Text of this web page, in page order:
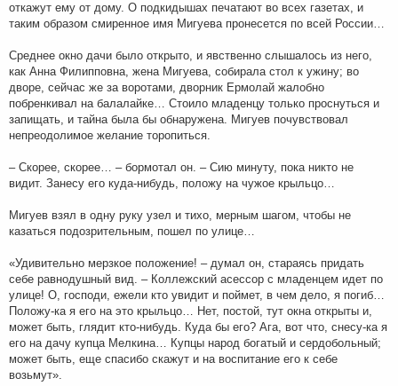
откажут ему от дому. О подкидышах печатают во всех газетах, и
таким образом смиренное имя Мигуева пронесется по всей России…
Среднее окно дачи было открыто, и явственно слышалось из него,
как Анна Филипповна, жена Мигуева, собирала стол к ужину; во
дворе, сейчас же за воротами, дворник Ермолай жалобно
побренкивал на балалайке… Стоило младенцу только проснуться и
запищать, и тайна была бы обнаружена. Мигуев почувствовал
непреодолимое желание торопиться.
– Скорее, скорее… – бормотал он. – Сию минуту, пока никто не
видит. Занесу его куда-нибудь, положу на чужое крыльцо…
Мигуев взял в одну руку узел и тихо, мерным шагом, чтобы не
казаться подозрительным, пошел по улице…
«Удивительно мерзкое положение! – думал он, стараясь придать
себе равнодушный вид. – Коллежский асессор с младенцем идет по
улице! О, господи, ежели кто увидит и поймет, в чем дело, я погиб…
Положу-ка я его на это крыльцо… Нет, постой, тут окна открыты и,
может быть, глядит кто-нибудь. Куда бы его? Ага, вот что, снесу-ка я
его на дачу купца Мелкина… Купцы народ богатый и сердобольный;
может быть, еще спасибо скажут и на воспитание его к себе
возьмут».